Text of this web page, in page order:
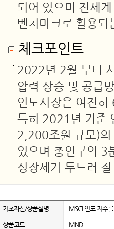
되어 있으며 전세
벤치마크로 활용되
체크포인트
2022년 2월 부터
압력 상승 및 공급
인도시장은 여전
특히 2021년 기준
2,200조원 규모)의
있으며 총인구의 3
성장세가 두드러
기초자산/상품설명 MSCI 인도 지수
상품코드 MND